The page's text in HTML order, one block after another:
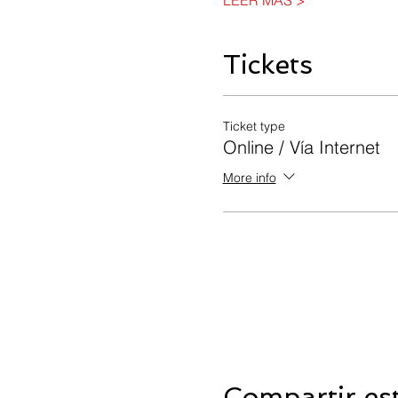
Tickets
Ticket type
Online / Vía Internet
More info